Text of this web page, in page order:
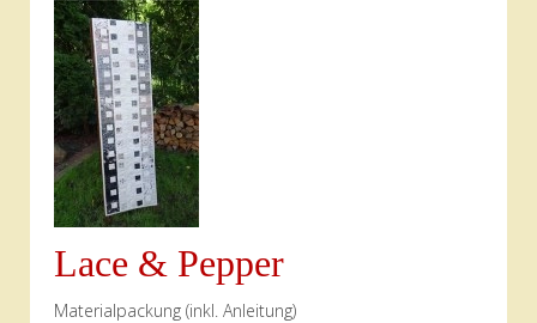
Lace & Pepper
Materialpackung (inkl. Anleitung)